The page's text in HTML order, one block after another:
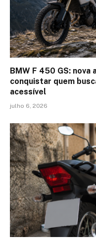
BMW F 450 GS: nova
conquistar quem
acessível
julho 6, 2026